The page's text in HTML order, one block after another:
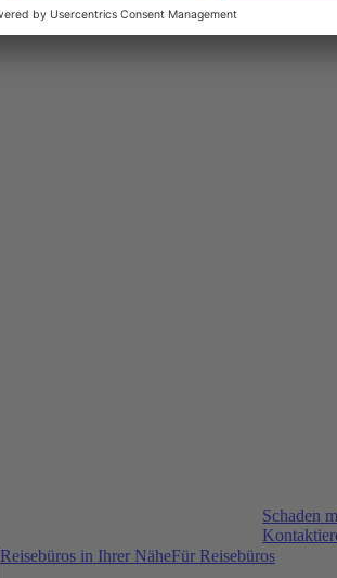
Schaden
Reisebüros in Ihrer NäheFür Reisebüros